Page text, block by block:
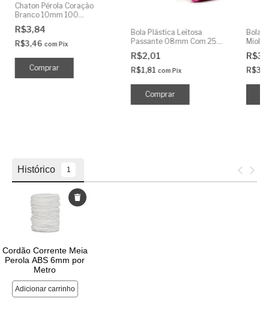
Chaton Pérola Coração
Branco 10mm 100
Unidades
R$3,84
R$3,46 com Pix
Bola Plástica Leitosa
Passante 08mm Com 25
Gramas
R$2,01
R$1,81 com Pix
Comprar
Bola
Miolo